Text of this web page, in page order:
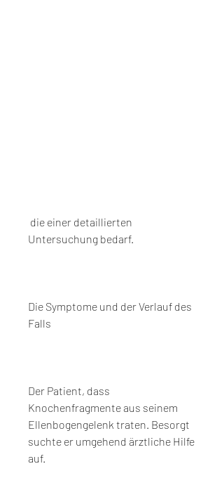
Untersuchung bedarf.
Die Symptome und der Verlauf des
Falls
Der Patient, dass
Knochenfragmente aus seinem
Ellenbogengelenk traten. Besorgt
suchte er umgehend ärztliche Hilfe
auf.